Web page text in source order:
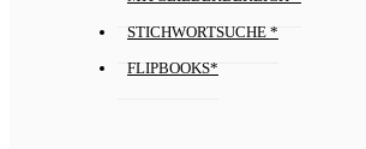
STICHWORTSUCHE *
FLIPBOOKS*